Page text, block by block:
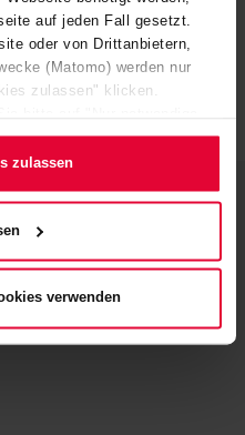
auf jeden Fall gesetzt.
oder von Drittanbietern,
(Matomo) werden nur
zulassen" klicken.
der Möglichkeit,
oder zu widerrufen)
.
zulassen
verwenden